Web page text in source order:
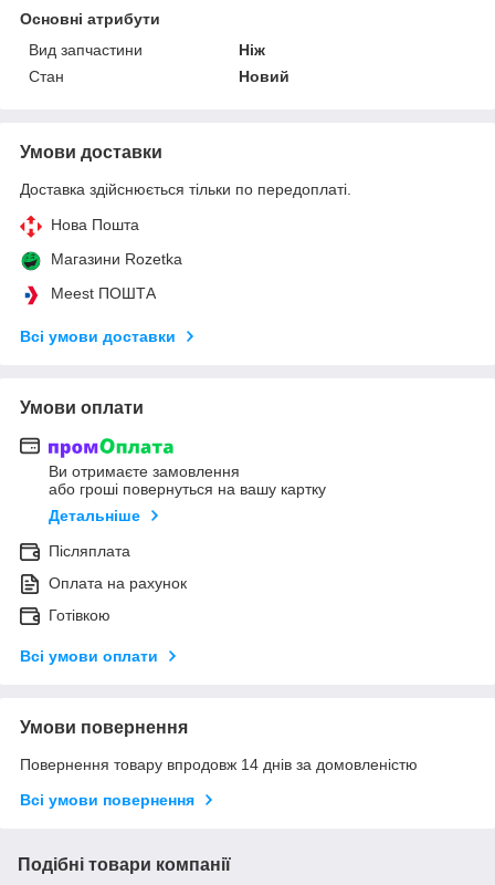
Основні атрибути
Вид запчастини
Ніж
Стан
Новий
Умови доставки
Доставка здійснюється тільки по передоплаті.
Нова Пошта
Магазини Rozetka
Meest ПОШТА
Всі умови доставки
Умови оплати
Ви отримаєте замовлення
або гроші повернуться на вашу картку
Детальніше
Післяплата
Оплата на рахунок
Готівкою
Всі умови оплати
Умови повернення
Повернення товару впродовж 14 днів за домовленістю
Всі умови повернення
Подібні товари компанії